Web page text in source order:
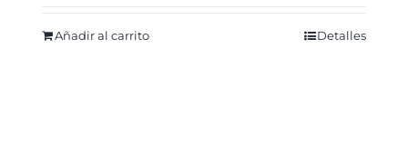
Añadir al carrito Detalles